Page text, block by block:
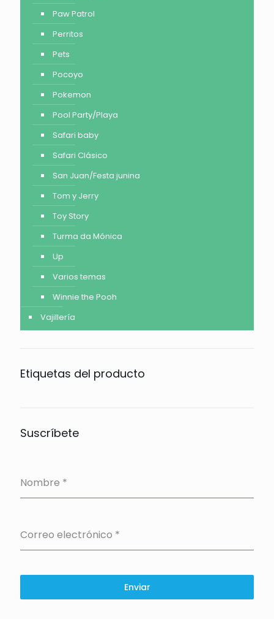
Paw Patrol
Perritos
Pets
Pocoyo
Pokemon
Pool Party/Playa
Safari baby
Safari Clásico
San Juan/Festa junina
Tom y Jerry
Toy Story
Turma da Mónica
Up
Varios temas
Winnie the Pooh
Vajillería
Etiquetas del producto
Suscríbete
Nombre *
Correo electrónico *
Enviar